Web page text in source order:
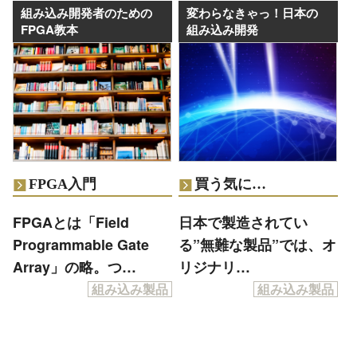
組み込み開発者のための
FPGA教本
FPGA入門
FPGAとは「Field
Programmable Gate
Array」の略。つ…
組み込み製品
変わらなきゃっ！日本の
組み込み開発
買う気に…
日本で製造されてい
る”無難な製品”では、オ
リジナリ…
組み込み製品